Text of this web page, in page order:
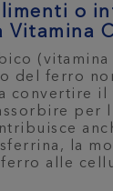
o
Vitamina C
(vitamina
del ferro
convertire il
per
la
alle